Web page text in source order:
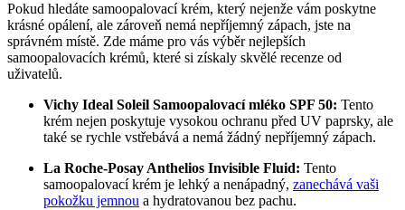
Pokud hledáte samoopalovací krém, který nejenže vám poskytne
krásné opálení, ale zároveň nemá nepříjemný zápach, jste na
správném místě. Zde máme pro vás výběr nejlepších
samoopalovacích krémů, které si získaly skvělé recenze od
uživatelů.
Vichy Ideal Soleil Samoopalovací mléko SPF 50: Tento
krém nejen poskytuje vysokou ochranu před UV paprsky, ale
také se rychle vstřebává a nemá žádný nepříjemný zápach.
La Roche-Posay Anthelios Invisible Fluid: Tento
samoopalovací krém je lehký a nenápadný, zanechává vaši
pokožku jemnou a hydratovanou bez pachu.